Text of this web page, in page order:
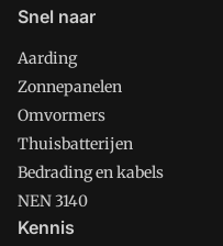
Snel naar
Aarding
Zonnepanelen
Omvormers
Thuisbatterijen
Bedrading en kabels
NEN 3140
Kennis